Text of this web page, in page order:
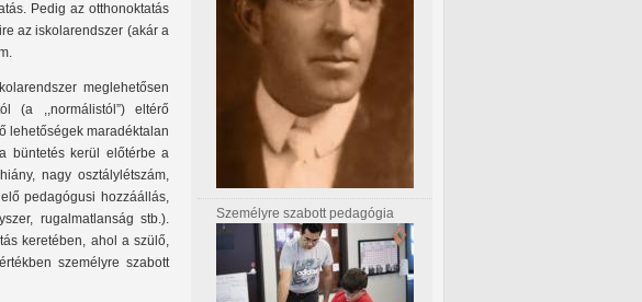
Pedig az otthonoktatás
az iskolarendszer (akár a
meglehetősen
(a ,,normálistól”) eltérő
lehetőségek maradéktalan
büntetés kerül előtérbe a
nagy osztálylétszám,
pedagógusi hozzáállás,
rugalmatlanság stb.).
keretében, ahol a szülő,
személyre szabott
Személyre szabott pedagógia